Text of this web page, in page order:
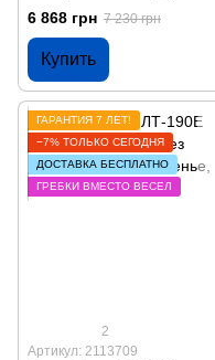
6 868 грн 7 230 грн
Купить
ГАРАНТИЯ 7 ЛЕТ!
−7% ТОЛЬКО СЕГОДНЯ
ДОСТАВКА БЕСПЛАТНО
ГРЕБКИ ВМЕСТО ВЕСЕЛ
2
Артикул: 2113709